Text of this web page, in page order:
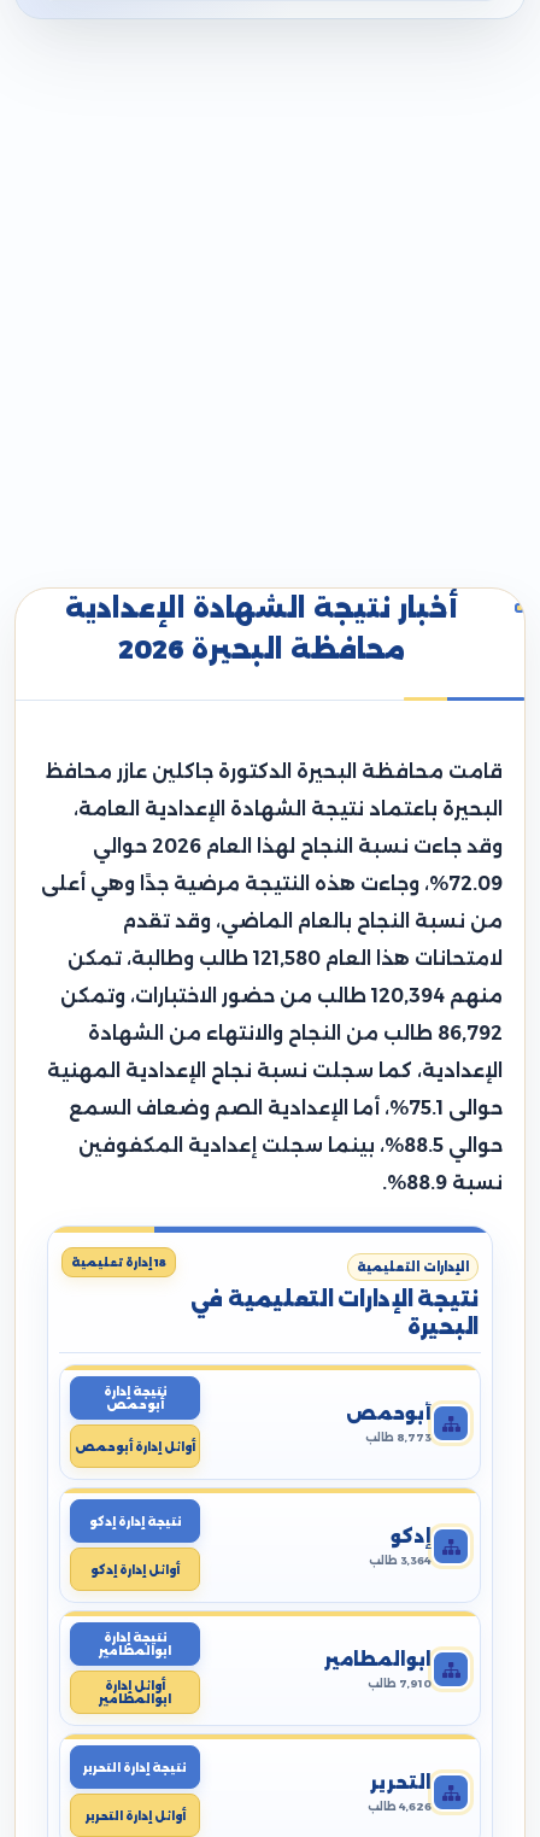
أخبار نتيجة الشهادة الإعدادية
محافظة البحيرة 2026
قامت محافظة البحيرة الدكتورة جاكلين عازر محافظ
البحيرة باعتماد نتيجة الشهادة الإعدادية العامة،
وقد جاءت نسبة النجاح لهذا العام 2026 حوالي
72.09%، وجاءت هذه النتيجة مرضية جدًا وهي أعلى
من نسبة النجاح بالعام الماضي، وقد تقدم
لامتحانات هذا العام 121,580 طالب وطالبة، تمكن
منهم 120,394 طالب من حضور الاختبارات، وتمكن
86,792 طالب من النجاح والانتهاء من الشهادة
الإعدادية، كما سجلت نسبة نجاح الإعدادية المهنية
حوالى 75.1%، أما الإعدادية الصم وضعاف السمع
حوالي 88.5%، بينما سجلت إعدادية المكفوفين
نسبة 88.9%.
الإدارات التعليمية
نتيجة الإدارات التعليمية في
البحيرة
18 إدارة تعليمية
أبوحمص
8,773 طالب
نتيجة إدارة
أبوحمص
أوائل إدارة أبوحمص
إدكو
3,364 طالب
نتيجة إدارة إدكو
أوائل إدارة إدكو
ابوالمطامير
7,910 طالب
نتيجة إدارة
ابوالمطامير
أوائل إدارة
ابوالمطامير
التحرير
4,626 طالب
نتيجة إدارة التحرير
أوائل إدارة التحرير